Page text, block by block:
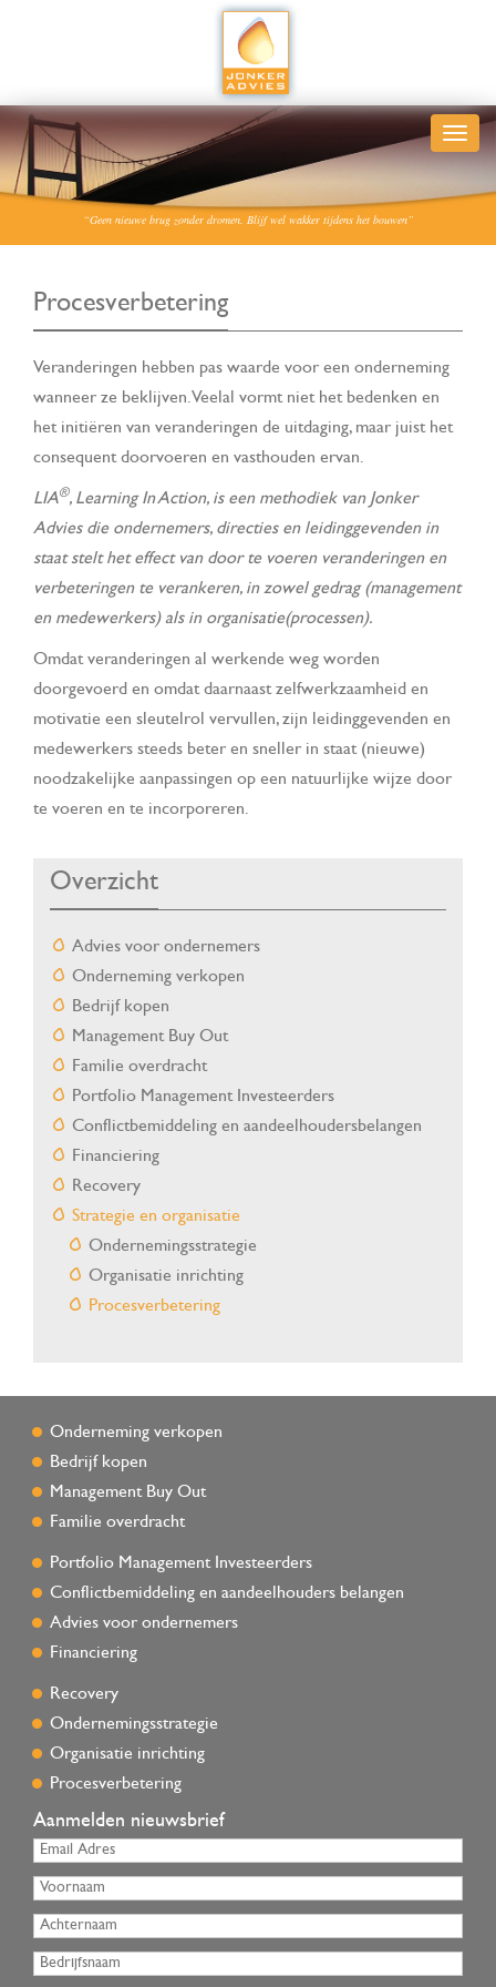
“Geen nieuwe brug zonder dromen. Blijf wel wakker tijdens het bouwen”
Procesverbetering
Veranderingen hebben pas waarde voor een onderneming
wanneer ze beklijven. Veelal vormt niet het bedenken en
het initiëren van veranderingen de uitdaging, maar juist het
consequent doorvoeren en vasthouden ervan.
LIA®, Learning In Action, is een methodiek van Jonker
Advies die ondernemers, directies en leidinggevenden in
staat stelt het effect van door te voeren veranderingen en
verbeteringen te verankeren, in zowel gedrag (management
en medewerkers) als in organisatie(processen).
Omdat veranderingen al werkende weg worden
doorgevoerd en omdat daarnaast zelfwerkzaamheid en
motivatie een sleutelrol vervullen, zijn leidinggevenden en
medewerkers steeds beter en sneller in staat (nieuwe)
noodzakelijke aanpassingen op een natuurlijke wijze door
te voeren en te incorporeren.
Overzicht
Advies voor ondernemers
Onderneming verkopen
Bedrijf kopen
Management Buy Out
Familie overdracht
Portfolio Management Investeerders
Conflictbemiddeling en aandeelhoudersbelangen
Financiering
Recovery
Strategie en organisatie
Ondernemingsstrategie
Organisatie inrichting
Procesverbetering
Onderneming verkopen
Bedrijf kopen
Management Buy Out
Familie overdracht
Portfolio Management Investeerders
Conflictbemiddeling en aandeelhouders belangen
Advies voor ondernemers
Financiering
Recovery
Ondernemingsstrategie
Organisatie inrichting
Procesverbetering
Aanmelden nieuwsbrief